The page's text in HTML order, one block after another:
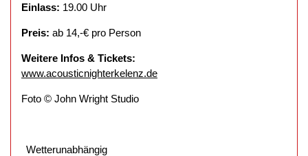
Einlass: 19.00 Uhr
Preis: ab 14,-€ pro Person
Weitere Infos & Tickets:
www.acousticnighterkelenz.de
Foto © John Wright Studio
Wetterunabhängig